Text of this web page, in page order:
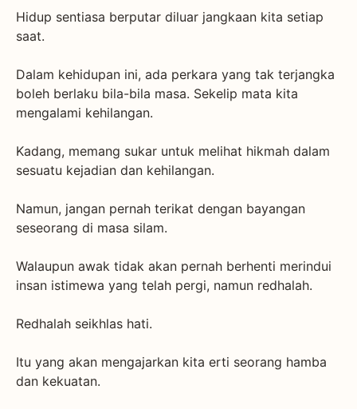
Hidup sentiasa berputar diluar jangkaan kita setiap
saat.
Dalam kehidupan ini, ada perkara yang tak terjangka
boleh berlaku bila-bila masa. Sekelip mata kita
mengalami kehilangan.
Kadang, memang sukar untuk melihat hikmah dalam
sesuatu kejadian dan kehilangan.
Namun, jangan pernah terikat dengan bayangan
seseorang di masa silam.
Walaupun awak tidak akan pernah berhenti merindui
insan istimewa yang telah pergi, namun redhalah.
Redhalah seikhlas hati.
Itu yang akan mengajarkan kita erti seorang hamba
dan kekuatan.